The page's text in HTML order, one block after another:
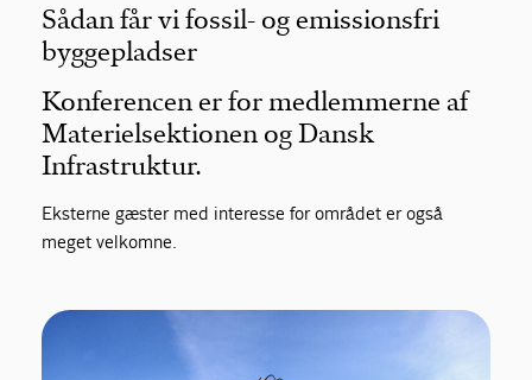
Sådan får vi fossil- og emissionsfri
byggepladser
Konferencen er for medlemmerne af
Materielsektionen og Dansk
Infrastruktur.
Eksterne gæster med interesse for området er også
meget velkomne.